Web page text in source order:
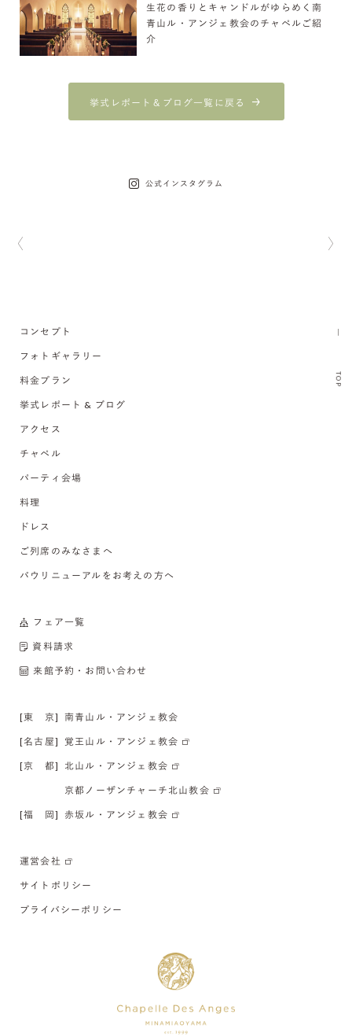
生花の香りとキャンドルがゆらめく南
青山ル・アンジェ教会のチャペルご紹
介
挙式レポート＆ブログ一覧に戻る
公式インスタグラム
TOP
コンセプト
フォトギャラリー
料金プラン
挙式レポート & ブログ
アクセス
チャペル
パーティ会場
料理
ドレス
ご列席のみなさまへ
バウリニューアルをお考えの方へ
フェア一覧
資料請求
来館予約・お問い合わせ
[東 京] 南青山ル・アンジェ教会
[名古屋] 覚王山ル・アンジェ教会
[京 都] 北山ル・アンジェ教会
京都ノーザンチャーチ北山教会
[福 岡] 赤坂ル・アンジェ教会
運営会社
サイトポリシー
プライバシーポリシー